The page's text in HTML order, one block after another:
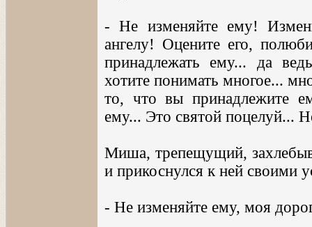
- Не изменяйте ему!
ангелу! Оцените его,
принадлежать ему... да
хотите понимать многое...
то, что вы принадлежите
ему... Это святой поцелуй...
Миша, трепещущий,
и прикоснулся к ней своими
- Не изменяйте ему, моя